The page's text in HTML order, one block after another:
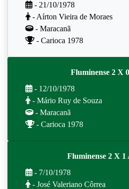
- 21/10/1978
- Aírton Vieira de Moraes
- Maracanã
- Carioca 1978
Fluminense 2 X
- 12/10/1978
- Mário Ruy de Souza
- Maracanã
- Carioca 1978
Fluminense 2 X 1
- 7/10/1978
- José Valeriano Côrrea